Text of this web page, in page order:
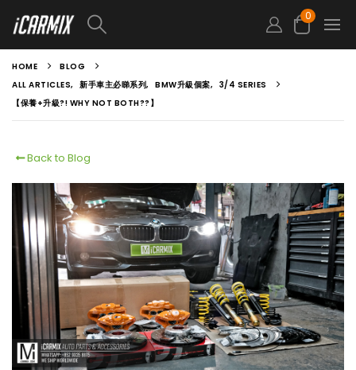
0
HOME
BLOG
ALL ARTICLES, 新手車主必睇系列, BMW升級個案, 3/4 SERIES
【保養+升級?! WHY NOT BOTH??】
Back to Blog